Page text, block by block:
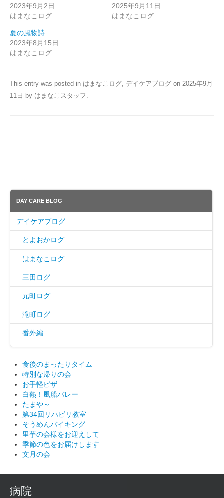
2023年9月2日
はまなこログ
2025年9月11日
はまなこログ
夏の風物詩
2023年8月15日
はまなこログ
This entry was posted in はまなこログ デイケアブログ on 2025年9月
11日 by はまなこスタッフ
DAY CARE BLOG
デイケアブログ
とよおかログ
はまなこログ
三田ログ
元町ログ
滝町ログ
番外編
食後のまったりタイム
特別な帰りの会
お手軽ピザ
白熱！風船バレー
たまや～
第34回リハビリ教室
そうめんバイキング
里芋の会様をお迎えして
季節の色をお届けします
文月の会
病院